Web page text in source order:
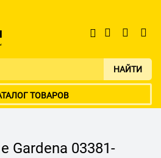
НАЙТИ
ТОВАРОВ
Gardena 03381-